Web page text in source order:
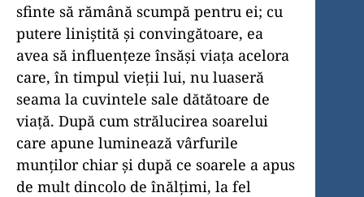
sfinte să rămână scumpă pentru ei; cu
putere liniștită și convingătoare, ea
avea să influențeze însăși viața acelora
care, în timpul vieții lui, nu luaseră
seama la cuvintele sale dătătoare de
viață. După cum strălucirea soarelui
care apune luminează vârfurile
munților chiar și după ce soarele a apus
de mult dincolo de înălțimi, la fel